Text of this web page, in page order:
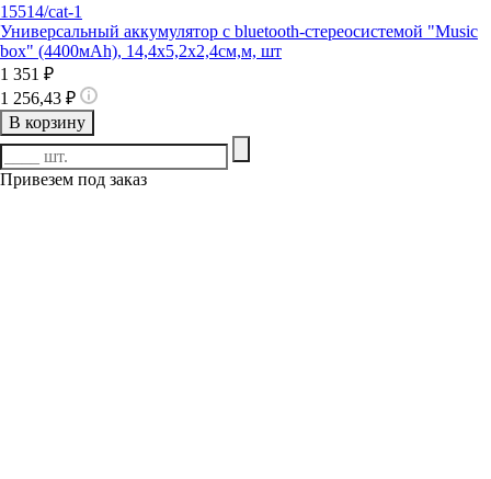
15514/cat-1
Универсальный аккумулятор c bluetooth-стереосистемой "Music
box" (4400мАh), 14,4х5,2х2,4см,м, шт
1 351 ₽
1 256,43 ₽
В корзину
Привезем под заказ